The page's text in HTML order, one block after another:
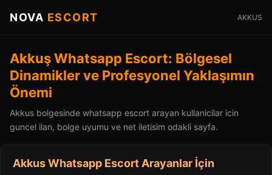
NOVA ESCORT AKKUS
Akkuş Whatsapp Escort: Bölgesel
Dinamikler ve Profesyonel Yaklaşımın
Önemi
Akkus bolgesinde whatsapp escort arayan kullanicilar icin
guncel ilan, bolge uyumu ve net iletisim odakli sayfa.
Akkus Whatsapp Escort Arayanlar İçin